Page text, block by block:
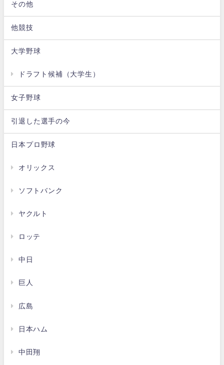
その他
他競技
大学野球
ドラフト候補（大学生）
女子野球
引退した選手の今
日本プロ野球
オリックス
ソフトバンク
ヤクルト
ロッテ
中日
巨人
広島
日本ハム
中田翔